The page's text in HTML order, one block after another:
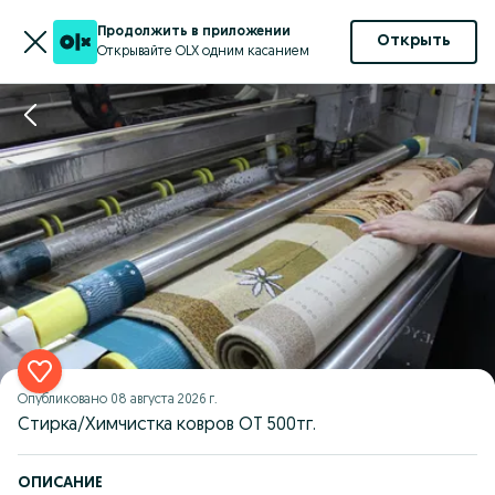
Продолжить в приложении
Открывайте OLX одним касанием
Открыть
Опубликовано 08 августа 2026 г.
Стирка/Химчистка ковров ОТ 500тг.
ОПИСАНИЕ